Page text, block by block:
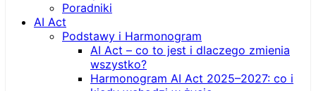
Poradniki
AI Act
Podstawy i Harmonogram
AI Act – co to jest i dlaczego zmienia
wszystko?
Harmonogram AI Act 2025–2027: co i